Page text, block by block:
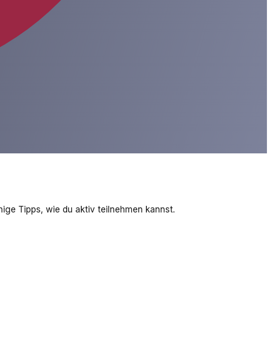
Tipps, wie du aktiv teilnehmen kannst.